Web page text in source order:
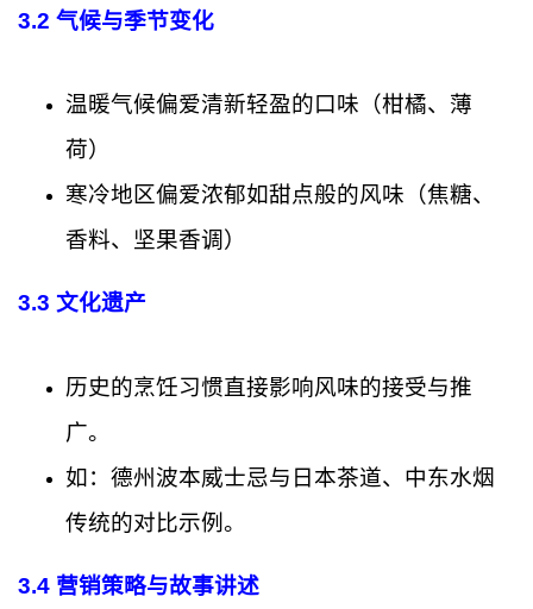
3.2 气候与季节变化
温暖气候偏爱清新轻盈的口味（柑橘、薄
荷）
寒冷地区偏爱浓郁如甜点般的风味（焦糖、
香料、坚果香调）
3.3 文化遗产
历史的烹饪习惯直接影响风味的接受与推
广。
如：德州波本威士忌与日本茶道、中东水烟
传统的对比示例。
3.4 营销策略与故事讲述